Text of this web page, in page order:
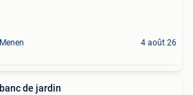
Menen 4 août 26
banc de jardin